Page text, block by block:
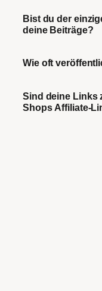
Bist du der
deine Beiträge?
Wie oft
Sind deine Links
Shops Affiliate-